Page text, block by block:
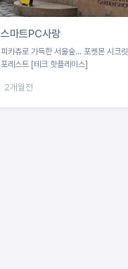
스마트PC사랑
피카츄로 가득한 서울숲... 포켓몬 시크릿
포레스트 [테크 핫플레이스]
2개월전